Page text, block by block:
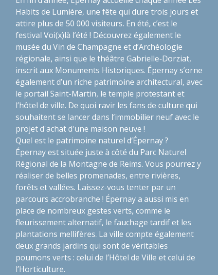
Habits de Lumière, une fête qui dure trois jours et
attire plus de 50 000 visiteurs. En été, c’est le
festival Voi(x)là l’été ! Découvrez également le
musée du Vin de Champagne et d’Archéologie
régionale, ainsi que le théâtre Gabrielle-Dorziat,
inscrit aux Monuments Historiques. Épernay s’orne
également d’un riche patrimoine architectural, avec
le portail Saint-Martin, le temple protestant et
l’hôtel de ville. De quoi ravir les fans de culture qui
souhaitent se lancer dans l’immobilier neuf avec le
projet d'achat d'une maison neuve !
Quel est le patrimoine naturel d’Épernay ?
Épernay est située juste à côté du Parc Naturel
Régional de la Montagne de Reims. Vous pourrez y
réaliser de belles promenades, entre rivières,
forêts et vallées. Laissez-vous tenter par un
parcours accrobranche ! Épernay a aussi mis en
place de nombreux gestes verts, comme le
fleurissement alternatif, le fauchage tardif et les
plantations mellifères. La ville compte également
deux grands jardins qui sont de véritables
poumons verts : celui de l’Hôtel de Ville et celui de
l’Horticulture.